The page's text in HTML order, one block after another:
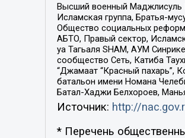
Высший военный Маджлисуль
Исламская группа, Братья-
Общество социальных
АБТО, Правый сектор,
уа Тагьаля SHAM, АУМ
сообщество Сеть, Катиба
“Джамаат “Красный пахарь”,
батальон имени Номана
Батал-Хаджи Белхороев,
Источник: http://
* Перечень